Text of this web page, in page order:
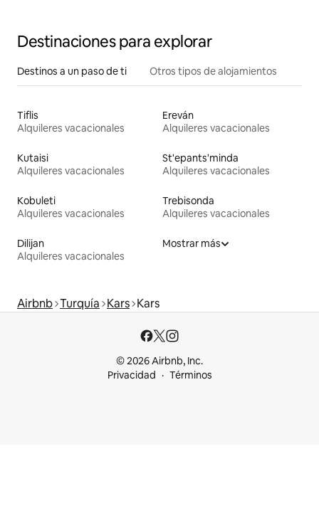
Destinaciones para explorar
Destinos a un paso de ti Otros tipos de alojamientos
Tiflis
Alquileres vacacionales
Ereván
Alquileres vacacionales
Kutaisi
Alquileres vacacionales
St'epants'minda
Alquileres vacacionales
Kobuleti
Alquileres vacacionales
Trebisonda
Alquileres vacacionales
Dilijan
Alquileres vacacionales
Mostrar más
Airbnb Turquía Kars Kars
© 2026 Airbnb, Inc.
Privacidad
Términos